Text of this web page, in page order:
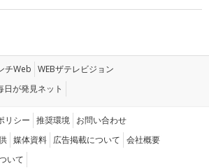
チWeb WEBザテレビジョン
日が発見ネット
リシー 推奨環境 お問い合わせ
媒体資料 広告掲載について 会社概要
いて